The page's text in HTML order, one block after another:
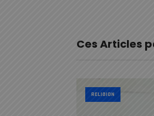
Ces Articles
RELIGION